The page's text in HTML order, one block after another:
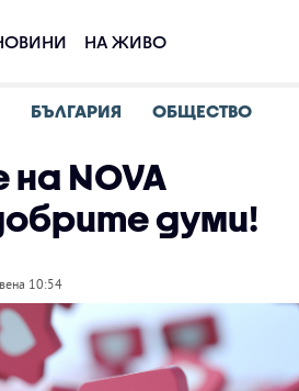
НА ЖИВО
БЪЛГАРИЯ ОБЩЕСТВО
NOVA
думи!
10:54